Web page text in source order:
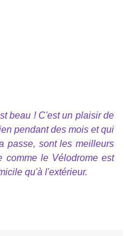
beau ! C'est un plaisir de
pendant des mois et qui
passe, sont les meilleurs
comme le Vélodrome est
qu'à l'extérieur.